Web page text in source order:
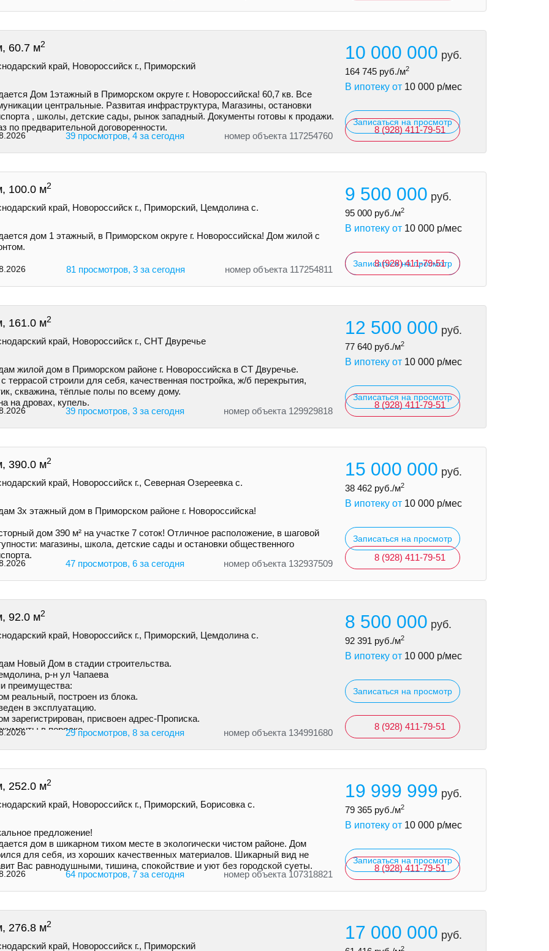
60.7 м2
край, Новороссийск г., Приморский
Дом 1этажный в Приморском округе г. Новороссийска! 60,7 кв. Все
центральные. Развитая инфраструктура, Магазины, остановки
, школы, детские сады, рынок западный. Документы готовы к продажи.
по предварительной договоренности.
39 просмотров, 4 за сегодня номер объекта 117254760
10 000 000 руб.
164 745 руб./м2
В ипотеку от 10 000 р/мес
Записаться на просмотр
8 (928) 411-79-51
100.0 м2
край, Новороссийск г., Приморский, Цемдолина с.
дом 1 этажный, в Приморском округе г. Новороссийска! Дом жилой с
81 просмотров, 3 за сегодня номер объекта 117254811
9 500 000 руб.
95 000 руб./м2
В ипотеку от 10 000 р/мес
Записаться на просмотр
8 (928) 411-79-51
161.0 м2
край, Новороссийск г., СНТ Двуречье
жилой дом в Приморском районе г. Новороссийска в СТ Двуречье.
террасой строили для себя, качественная постройка, ж/б перекрытия,
скважина, тёплые полы по всему дому.
на дровах, купель.
39 просмотров, 3 за сегодня номер объекта 129929818
12 500 000 руб.
77 640 руб./м2
В ипотеку от 10 000 р/мес
Записаться на просмотр
8 (928) 411-79-51
390.0 м2
край, Новороссийск г., Северная Озереевка с.
3х этажный дом в Приморском районе г. Новоросcийскa!
дом 390 м² на участке 7 соток! Отличное расположение, в шаговой
магазины, школа, детские сады и остановки общественного
47 просмотров, 6 за сегодня номер объекта 132937509
15 000 000 руб.
38 462 руб./м2
В ипотеку от 10 000 р/мес
Записаться на просмотр
8 (928) 411-79-51
92.0 м2
край, Новороссийск г., Приморский, Цемдолина с.
Новый Дом в стадии строительства.
р-н ул Чапаева
преимущества:
peальный, построен из блока.
в эксплуатацию.
зарегистрирован, присвоен адрес-Прописка.
в порядке.29 просмотров, 8 за сегодня номер объекта 134991680
8 500 000 руб.
92 391 руб./м2
В ипотеку от 10 000 р/мес
Записаться на просмотр
8 (928) 411-79-51
252.0 м2
край, Новороссийск г., Приморский, Борисовка с.
предложение!
дом в шикарном тихом месте в экологически чистом районе. Дом
для себя, из хороших качественных материалов. Шикарный вид не
Вас равнодушными, тишина, спокойствие и уют без городской суеты.
64 просмотров, 7 за сегодня номер объекта 107318821
19 999 999 руб.
79 365 руб./м2
В ипотеку от 10 000 р/мес
Записаться на просмотр
8 (928) 411-79-51
276.8 м2
край, Новороссийск г., Приморский
17 000 000 руб.
2